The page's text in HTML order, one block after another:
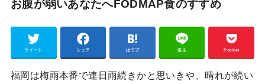
お腹が弱いあなたへFODMAP食のすすめ
ツイート シェア はてブ 送る Pocket
福岡は梅雨本番で連日雨続きかと思いきや、晴れが続い